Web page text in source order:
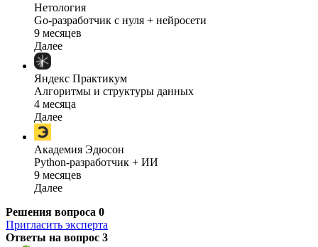
Нетология
Go-разработчик с нуля + нейросети
9 месяцев
Далее
Яндекс Практикум
Алгоритмы и структуры данных
4 месяца
Далее
Академия Эдюсон
Python-разработчик + ИИ
9 месяцев
Далее
Решения вопроса 0
Пригласить эксперта
Ответы на вопрос 3